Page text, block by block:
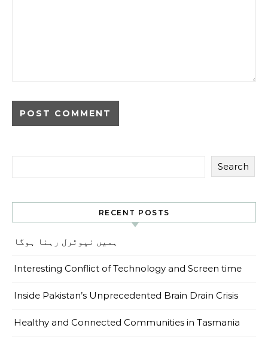
Search
RECENT POSTS
ہمیں نیوٹرل رہنا ہوگا
Interesting Conflict of Technology and Screen time
Inside Pakistan’s Unprecedented Brain Drain Crisis
Healthy and Connected Communities in Tasmania